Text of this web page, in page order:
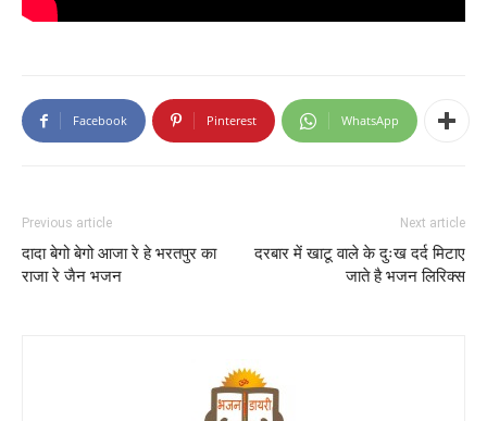
Facebook Pinterest WhatsApp
Previous article
दादा बेगो बेगो आजा रे हे भरतपुर का
राजा रे जैन भजन
Next article
दरबार में खाटू वाले के दुःख दर्द मिटाए
जाते है भजन लिरिक्स